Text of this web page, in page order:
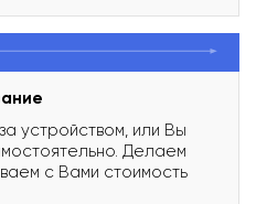
устройством, или Вы
Делаем
с Вами стоимость